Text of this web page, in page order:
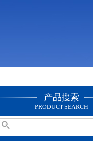
产品搜索
PRODUCT SEARCH